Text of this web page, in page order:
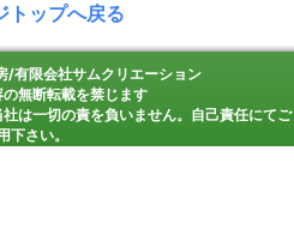
トップへ戻る
有限会社サムクリエーション
無断転載を禁じます
は一切の責を負いません。自己責任にてご
下さい。